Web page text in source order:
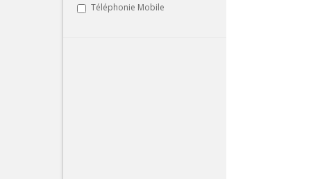
Téléphonie Mobile